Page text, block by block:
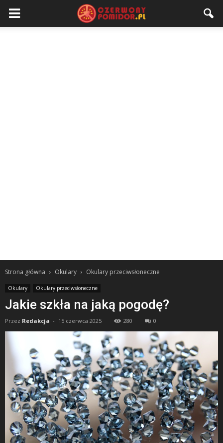
Strona główna Okulary Okulary przeciwsłoneczne
Okulary Okulary przeciwsłoneczne
Jakie szkła na jaką pogodę?
Przez Redakcja - 15 czerwca 2025 280 0